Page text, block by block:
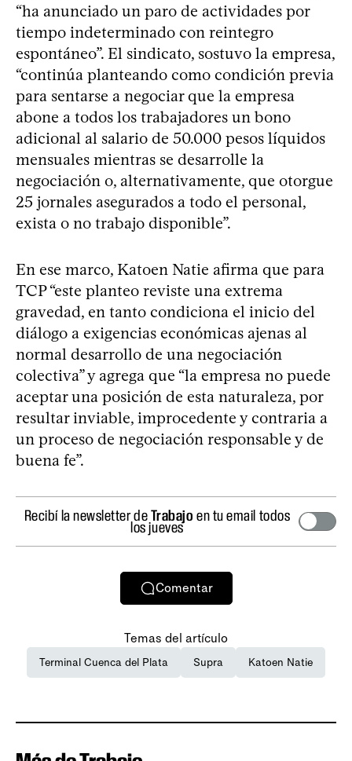
“ha anunciado un paro de actividades por
tiempo indeterminado con reintegro
espontáneo”. El sindicato, sostuvo la empresa,
“continúa planteando como condición previa
para sentarse a negociar que la empresa
abone a todos los trabajadores un bono
adicional al salario de 50.000 pesos líquidos
mensuales mientras se desarrolle la
negociación o, alternativamente, que otorgue
25 jornales asegurados a todo el personal,
exista o no trabajo disponible”.
En ese marco, Katoen Natie afirma que para
TCP “este planteo reviste una extrema
gravedad, en tanto condiciona el inicio del
diálogo a exigencias económicas ajenas al
normal desarrollo de una negociación
colectiva” y agrega que “la empresa no puede
aceptar una posición de esta naturaleza, por
resultar inviable, improcedente y contraria a
un proceso de negociación responsable y de
buena fe”.
Recibí la newsletter deTrabajo en tu email todos
los jueves
Comentar
Temas del artículo
Terminal Cuenca del Plata Supra Katoen Natie